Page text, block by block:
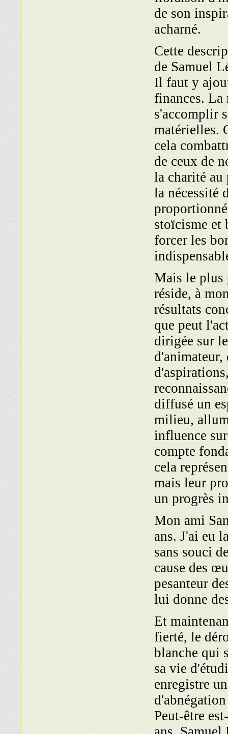
de son
acharné.
Cette
de Samuel
Il faut y
finances. La
s'accomplir
matérielles.
cela
de ceux de
la charité au
la nécessité
stoïcisme et
forcer les
Mais le plus
réside, à
résultats
que peut
dirigée sur
diffusé un
milieu,
influence
compte
cela
mais leur
un progrès
Mon ami
ans. J'ai eu
sans souci
cause des
pesanteur
lui donne
Et
fierté, le
blanche qui
sa vie
enregistre
Peut-être